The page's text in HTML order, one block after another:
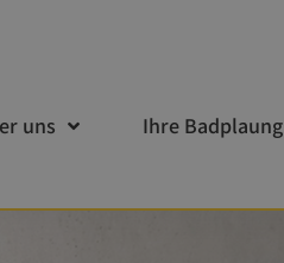
uns Ihre Badplaung